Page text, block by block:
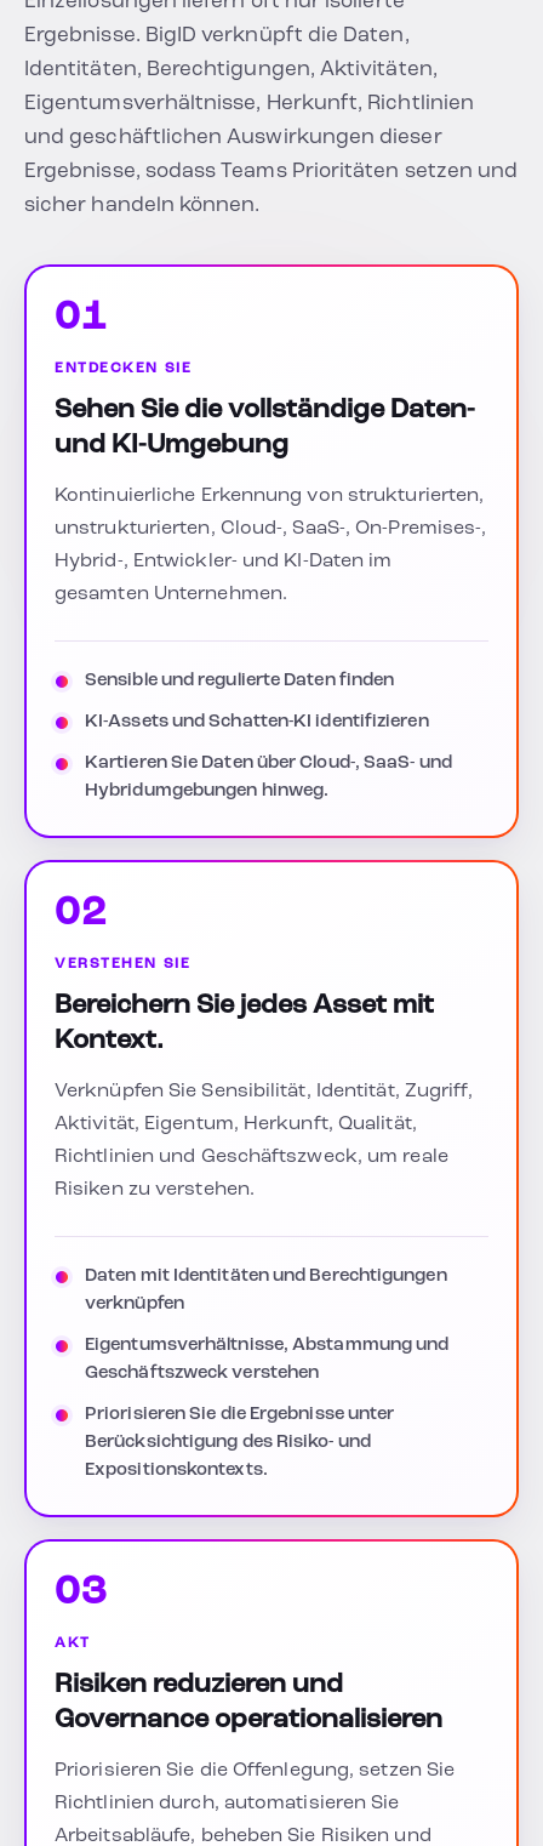
Ergebnisse. BigID verknüpft die Daten,
Identitäten, Berechtigungen, Aktivitäten,
Eigentumsverhältnisse, Herkunft, Richtlinien
und geschäftlichen Auswirkungen dieser
Ergebnisse, sodass Teams Prioritäten setzen und
sicher handeln können.
01
ENTDECKEN SIE
Sehen Sie die vollständige Daten-
und KI-Umgebung
Kontinuierliche Erkennung von strukturierten,
unstrukturierten, Cloud-, SaaS-, On-Premises-,
Hybrid-, Entwickler- und KI-Daten im
gesamten Unternehmen.
Sensible und regulierte Daten finden
KI-Assets und Schatten-KI identifizieren
Kartieren Sie Daten über Cloud-, SaaS- und
Hybridumgebungen hinweg.
02
VERSTEHEN SIE
Bereichern Sie jedes Asset mit
Kontext.
Verknüpfen Sie Sensibilität, Identität, Zugriff,
Aktivität, Eigentum, Herkunft, Qualität,
Richtlinien und Geschäftszweck, um reale
Risiken zu verstehen.
Daten mit Identitäten und Berechtigungen
verknüpfen
Eigentumsverhältnisse, Abstammung und
Geschäftszweck verstehen
Priorisieren Sie die Ergebnisse unter
Berücksichtigung des Risiko- und
Expositionskontexts.
03
AKT
Risiken reduzieren und
Governance operationalisieren
Priorisieren Sie die Offenlegung, setzen Sie
Richtlinien durch, automatisieren Sie
Arbeitsabläufe, beheben Sie Risiken und